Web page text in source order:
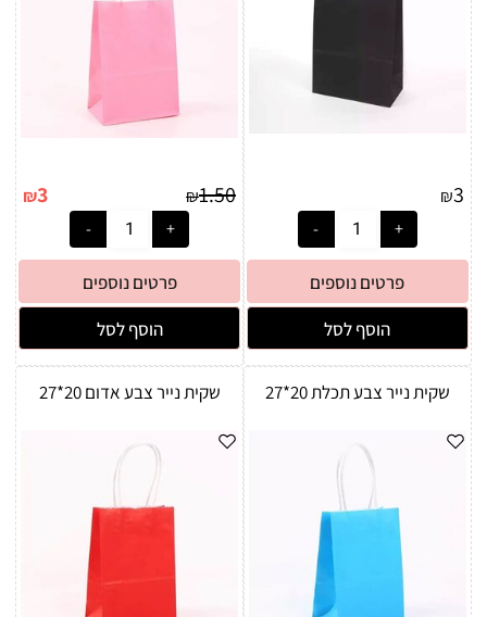
₪3
פרטים נוספים
הוסף לסל
₪1.50
₪3
פרטים נוספים
הוסף לסל
שקית נייר צבע תכלת 20*27 שקית נייר צבע אדום 20*27